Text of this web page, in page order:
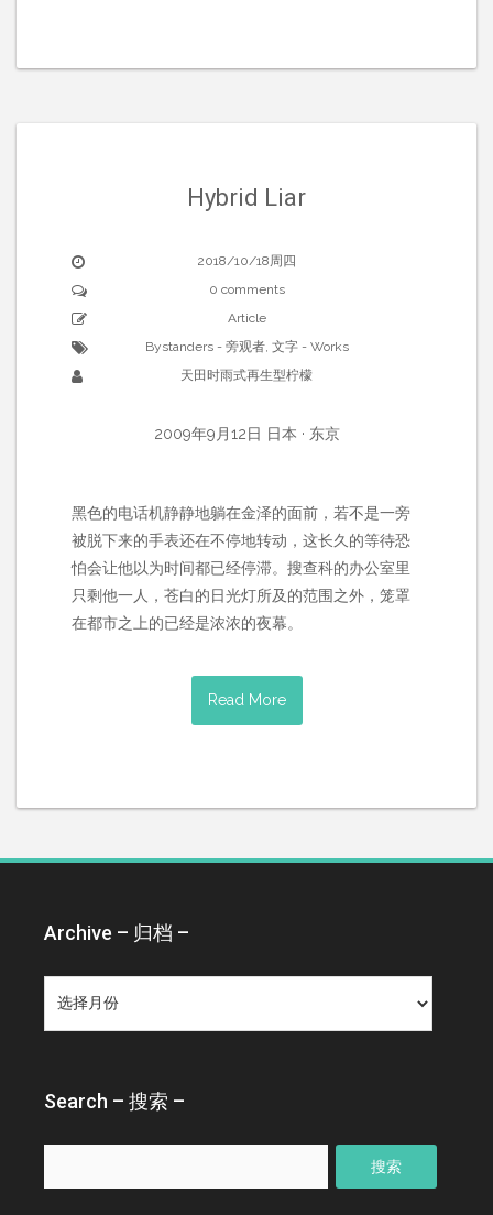
Hybrid Liar
2018/10/18周四
0 comments
Article
Bystanders - 旁观者, 文字 - Works
天田时雨式再生型柠檬
2009年9月12日 日本 · 东京
黑色的电话机静静地躺在金泽的面前，若不是一旁
被脱下来的手表还在不停地转动，这长久的等待恐
怕会让他以为时间都已经停滞。搜查科的办公室里
只剩他一人，苍白的日光灯所及的范围之外，笼罩
在都市之上的已经是浓浓的夜幕。
Read More
Archive – 归档 –
归
Search – 搜索 –